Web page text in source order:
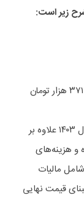
قیمت نهایی کامیون بنز کمپرسی رنگ نارنجی مدل ۱۴۰۳ علاوه بر
و هزینه‌های
۵۲۷ هزار تومان شامل مالیات
قیمت نهایی